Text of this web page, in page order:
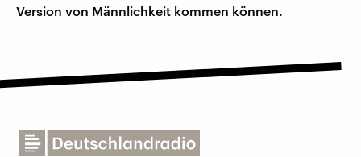
Version von Männlichkeit kommen können.